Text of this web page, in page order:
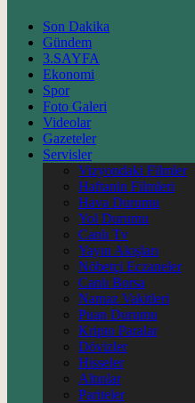
Son Dakika
Gündem
3.SAYFA
Ekonomi
Spor
Foto Galeri
Videolar
Gazeteler
Servisler
Vizyondaki Filmler
Haftanin Filmleri
Hava Durumu
Yol Durumu
Canlı Tv
Yayın Akışları
Nöbetçi Eczaneler
Canlı Borsa
Namaz Vakitleri
Puan Durumu
Kripto Paralar
Dövizler
Hisseler
Altınlar
Pariteler